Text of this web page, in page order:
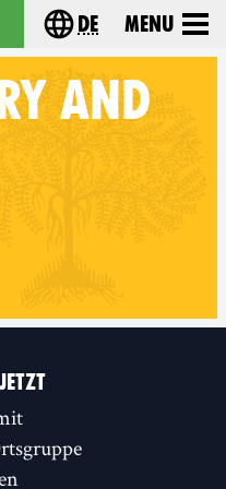
Choose your
de Menu
AND
on